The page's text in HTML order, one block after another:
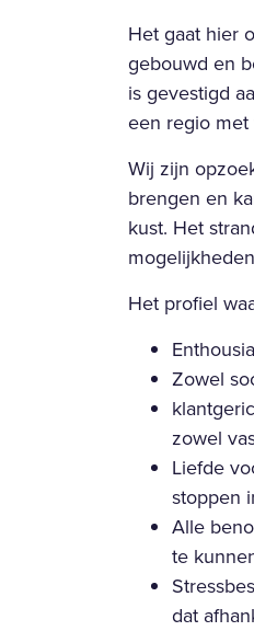
Het gaat hier
gebouwd en
is gevestigd
een regio
Wij zijn
brengen en
kust. Het
Het profiel
Zowel
zowel
Liefde
stoppen
Alle
te
dat